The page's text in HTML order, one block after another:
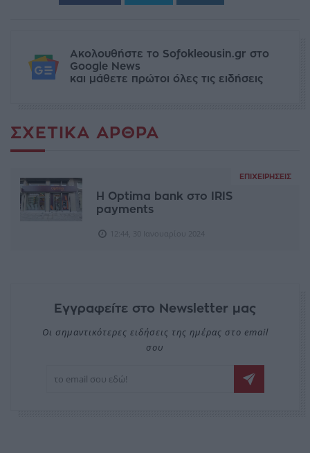
Ακολουθήστε το Sofokleousin.gr στο
Google News
και μάθετε πρώτοι όλες τις ειδήσεις
ΣΧΕΤΙΚΆ ΆΡΘΡΑ
ΕΠΙΧΕΙΡΉΣΕΙΣ
Η Optima bank στο IRIS
payments
Εγγραφείτε στο Newsletter μας
Οι σημαντικότερες ειδήσεις της ημέρας στο email
σου